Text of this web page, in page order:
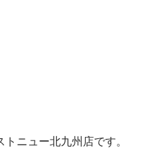
ニュー北九州店です。